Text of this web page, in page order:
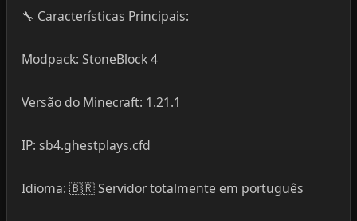
🔧 Características Principais:
Modpack: StoneBlock 4
Versão do Minecraft: 1.21.1
IP: sb4.ghestplays.cfd
Idioma: 🇧🇷 Servidor totalmente em português